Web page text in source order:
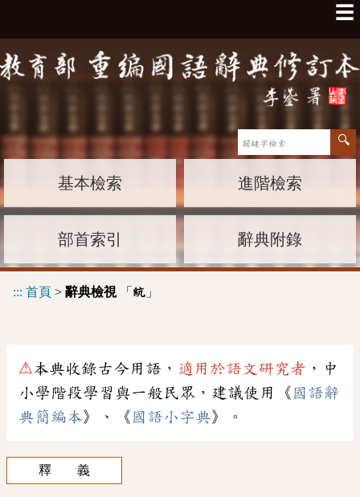
☰
基本檢索 進階檢索
部首索引 辭典附錄
::: 首頁 > 辭典檢視「 䋁 」
⚠本典收錄古今用語， 適用於語文研究者 ，中
小學階段學習與一般民眾，建議使用《 國語辭
典簡編本》、《 國語小字典》。
釋 義